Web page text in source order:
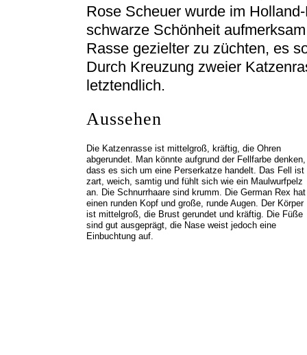
Rose Scheuer wurde im
schwarze Schönheit
Rasse gezielter zu züchten, es
Durch Kreuzung zweier
letztendlich.
Aussehen
Die Katzenrasse ist mittelgroß, kräftig, die Ohren
abgerundet. Man könnte aufgrund der Fellfarbe denken,
dass es sich um eine Perserkatze handelt. Das Fell ist
zart, weich, samtig und fühlt sich wie ein Maulwurfpelz
an. Die Schnurrhaare sind krumm. Die German Rex hat
einen runden Kopf und große, runde Augen. Der Körper
ist mittelgroß, die Brust gerundet und kräftig. Die Füße
sind gut ausgeprägt, die Nase weist jedoch eine
Einbuchtung auf.